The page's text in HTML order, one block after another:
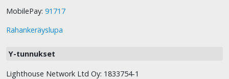
MobilePay: 91717
Rahankeräyslupa
Y-tunnukset
Lighthouse Network Ltd Oy: 1833754-1